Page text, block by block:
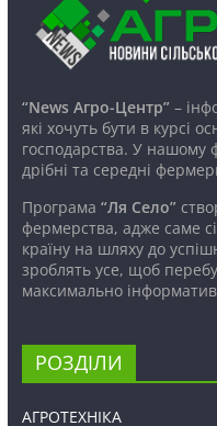
“News Агро-Центр”–
які хочуть бути в курсі
господарства. У нашому
дрібні та середні
Програма “Ля Село”
фермерства, адже саме
країну на шляху до
зроблять усе, щоб
максимально
РОЗДІЛИ
АГРОТЕХНІКА